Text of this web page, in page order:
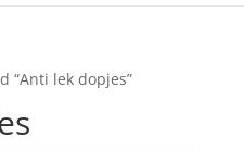
“Anti lek dopjes”